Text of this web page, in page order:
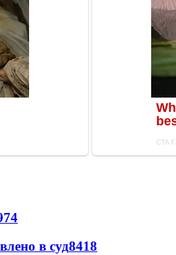
в суд8418